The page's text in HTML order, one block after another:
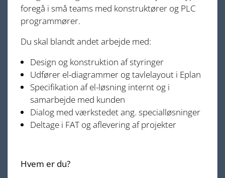
foregå i små teams med konstruktører og PLC
programmører.
Du skal blandt andet arbejde med:
Design og konstruktion af styringer
Udfører el-diagrammer og tavlelayout i Eplan
Specifikation af el-løsning internt og i
samarbejde med kunden
Dialog med værkstedet ang. specialløsninger
Deltage i FAT og aflevering af projekter
Hvem er du?